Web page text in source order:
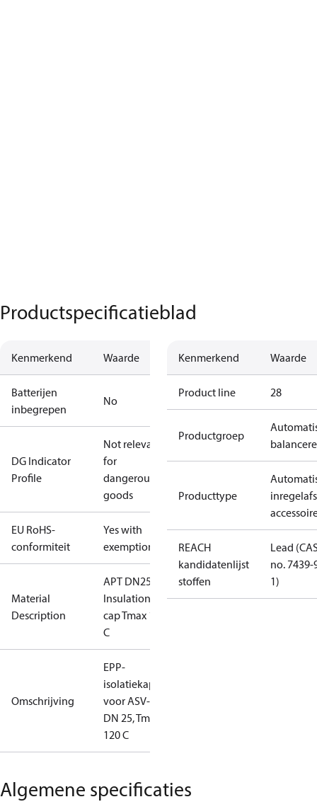
Productspecificatieblad
Kenmerkend Waarde
Batterijen
inbegrepen
No
DG Indicator
Profile
Not relevant
for
dangerous
goods
EU RoHS-
conformiteit
Yes with
exemptions
Material
Description
APT DN25
Insulation
cap Tmax 120
C
Omschrijving
EPP-
isolatiekap
voor ASV-PV
DN 25, Tmax
120 C
Kenmerkend Waarde
Product line 28
Productgroep
Producttype
REACH
kandidatenlijst
stoffen
Lead
no. 7439-
1)
Algemene specificaties